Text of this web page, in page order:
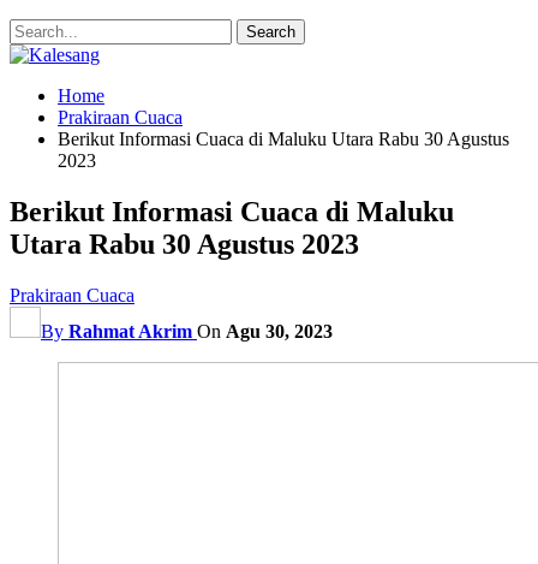
Home
Prakiraan Cuaca
Berikut Informasi Cuaca di Maluku Utara Rabu 30 Agustus
2023
Berikut Informasi Cuaca di Maluku
Utara Rabu 30 Agustus 2023
Prakiraan Cuaca
By Rahmat Akrim On Agu 30, 2023